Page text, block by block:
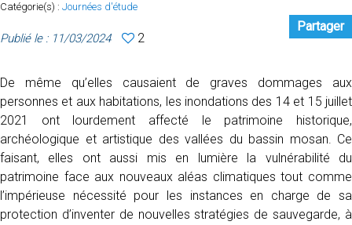
Catégorie(s) : Journées d'étude
Publié le : 11/03/2024 2
Partager
De même qu’elles causaient de graves dommages aux
personnes et aux habitations, les inondations des 14 et 15 juillet
2021 ont lourdement affecté le patrimoine historique,
archéologique et artistique des vallées du bassin mosan. Ce
faisant, elles ont aussi mis en lumière la vulnérabilité du
patrimoine face aux nouveaux aléas climatiques tout comme
l’impérieuse nécessité pour les instances en charge de sa
protection d’inventer de nouvelles stratégies de sauvegarde, à